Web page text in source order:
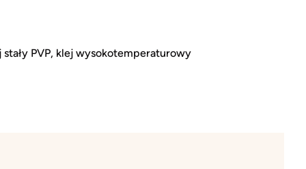
PVP, klej wysokotemperaturowy